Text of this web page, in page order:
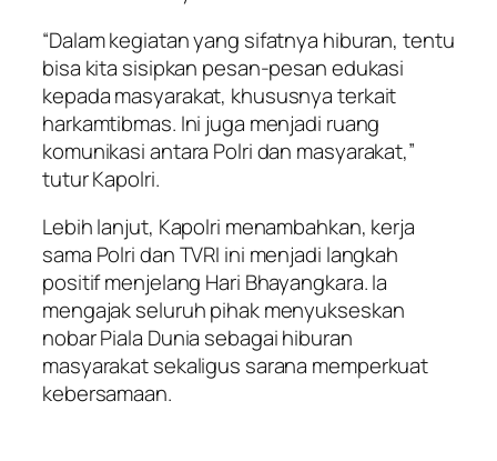
“Dalam kegiatan yang sifatnya hiburan, tentu
bisa kita sisipkan pesan-pesan edukasi
kepada masyarakat, khususnya terkait
harkamtibmas. Ini juga menjadi ruang
komunikasi antara Polri dan masyarakat,”
tutur Kapolri.
Lebih lanjut, Kapolri menambahkan, kerja
sama Polri dan TVRI ini menjadi langkah
positif menjelang Hari Bhayangkara. Ia
mengajak seluruh pihak menyukseskan
nobar Piala Dunia sebagai hiburan
masyarakat sekaligus sarana memperkuat
kebersamaan.